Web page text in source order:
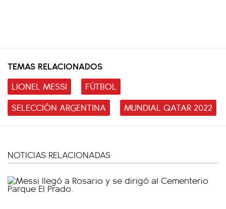
TEMAS RELACIONADOS
LIONEL MESSI
FÚTBOL
SELECCIÓN ARGENTINA
MUNDIAL QATAR 2022
NOTICIAS RELACIONADAS